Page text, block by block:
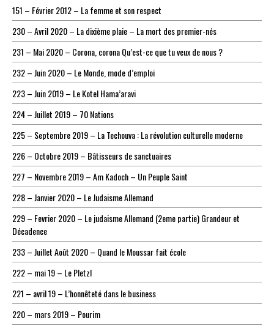
151 – Février 2012 – La femme et son respect
230 – Avril 2020 – La dixième plaie – La mort des premier-nés
231 – Mai 2020 – Corona, corona Qu’est-ce que tu veux de nous ?
232 – Juin 2020 – Le Monde, mode d’emploi
223 – Juin 2019 – Le Kotel Hama’aravi
224 – Juillet 2019 – 70 Nations
225 – Septembre 2019 – La Techouva : La révolution culturelle moderne
226 – Octobre 2019 – Bâtisseurs de sanctuaires
227 – Novembre 2019 – Am Kadoch – Un Peuple Saint
228 – Janvier 2020 – Le Judaisme Allemand
229 – Fevrier 2020 – Le judaisme Allemand (2eme partie) Grandeur et
Décadence
233 – Juillet Août 2020 – Quand le Moussar fait école
222 – mai 19 – Le Pletzl
221 – avril 19 – L’honnêteté dans le business
220 – mars 2019 – Pourim